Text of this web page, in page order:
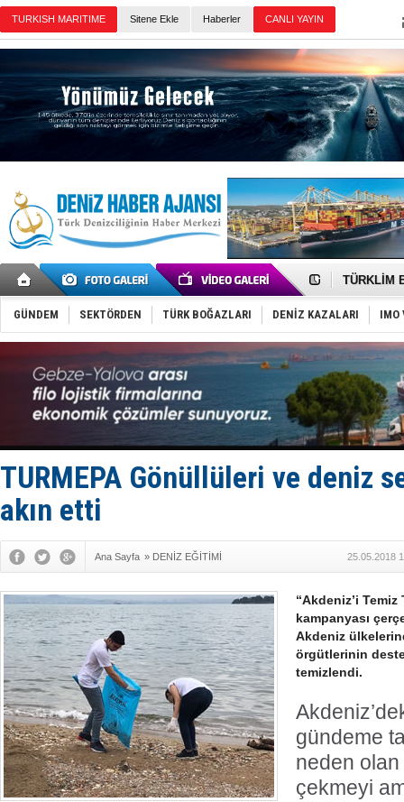
Sitene Ekle Haberler
‘14.
TÜRKLİM
SOCAR da
Dünyanın
Keşfedildi:
D-Marin,
Van’da
ASEAN ilk
TAYK -
GÜNDEM SEKTÖRDEN TÜRK BOĞAZLARI DENİZ KAZALARI IMO
TURMEPA Gönüllüleri ve deniz
akın etti
Ana Sayfa » DENİZ EĞİTİMİ 25.05.2018
“Akdeniz’i Temiz
kampanyası
Akdeniz
örgütlerinin
temizlendi.
gündeme
neden
çekmeyi